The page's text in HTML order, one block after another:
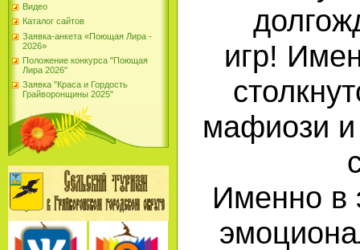
Видео
Каталог сайтов
Заявка-анкета «Поющая Лира -
2026»
Положение конкурса "Поющая
Лира 2026"
Заявка "Краса и Гордость
Грайворонщины 2025"
игр!
мафиози
Именно в